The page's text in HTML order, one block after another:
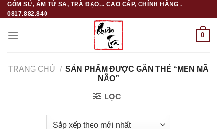
Skip
to
GỐM SỨ, ẤM TỬ SA, TRÀ ĐẠO... CAO CẤP, CHÍNH HÃNG .
0817.882.840
0
TRANG CHỦ / SẢN PHẨM ĐƯỢC GẮN THẺ “MEN MÃ
NÃO”
LỌC